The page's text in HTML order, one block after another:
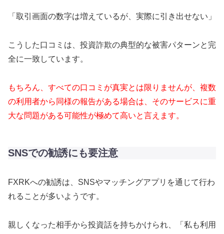
「取引画面の数字は増えているが、実際に引き出せない」
こうした口コミは、投資詐欺の典型的な被害パターンと完
全に一致しています。
もちろん、すべての口コミが真実とは限りませんが、複数
の利用者から同様の報告がある場合は、そのサービスに重
大な問題がある可能性が極めて高いと言えます。
SNSでの勧誘にも要注意
FXRKへの勧誘は、SNSやマッチングアプリを通じて行わ
れることが多いようです。
親しくなった相手から投資話を持ちかけられ、「私も利用